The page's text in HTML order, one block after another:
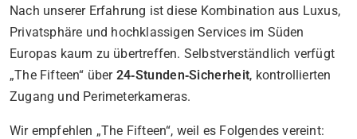
Nach unserer Erfahrung ist diese Kombination aus Luxus,
Privatsphäre und hochklassigen Services im Süden
Europas kaum zu übertreffen. Selbstverständlich verfügt
„The Fifteen“ über 24‑Stunden‑Sicherheit, kontrollierten
Zugang und Perimeterkameras.
Wir empfehlen „The Fifteen“, weil es Folgendes vereint: